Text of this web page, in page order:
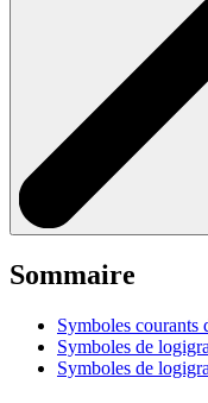
Sommaire
Symboles courants
Symboles de
Symboles de